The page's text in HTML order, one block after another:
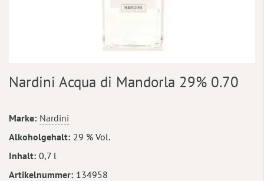
Anfang
springen
Nardini Acqua di Mandorla 29% 0.70
Mehr
Informationen
Marke Nardini
Alkoholgehalt 29 % Vol.
Inhalt 0,7 l
Artikelnummer 134958